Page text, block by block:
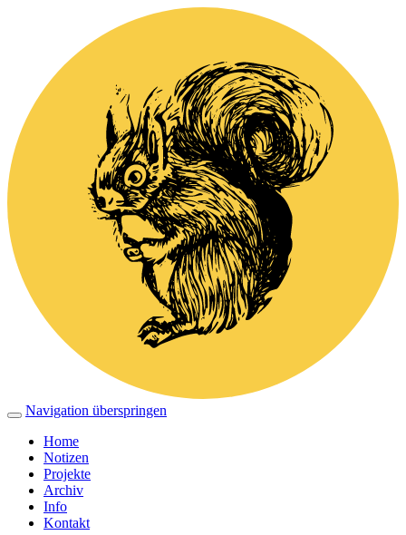
Navigation überspringen
Home
Notizen
Projekte
Archiv
Info
Kontakt